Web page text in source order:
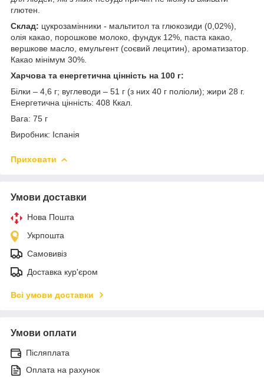
глютен.
Склад: цукрозамінники - мальтитол та глюкозиди (0,02%),
олія какао, порошкове молоко, фундук 12%, паста какао,
вершкове масло, емульгент (соєвий лецитин), ароматизатор.
Какао мінімум 30%.
Харчова та енергетична цінність на 100 г:
Білки – 4,6 г; вуглеводи – 51 г (з них 40 г поліоли); жири 28 г.
Енергетична цінність: 408 Ккал.
Вага: 75 г
Виробник: Іспанія
Приховати
Умови доставки
Нова Пошта
Укрпошта
Самовивіз
Доставка кур'єром
Всі умови доставки
Умови оплати
Післяплата
Оплата на рахунок